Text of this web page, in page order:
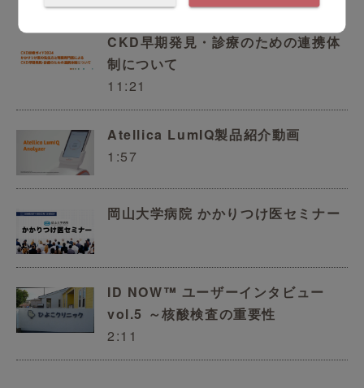
CKD早期発見・診療のための連携体
制について
11:21
Atellica LumIQ製品紹介動画
1:57
岡山大学病院 かかりつけ医セミナー
ID NOW™ ユーザーインタビュー
vol.5 ～核酸検査の重要性
2:11